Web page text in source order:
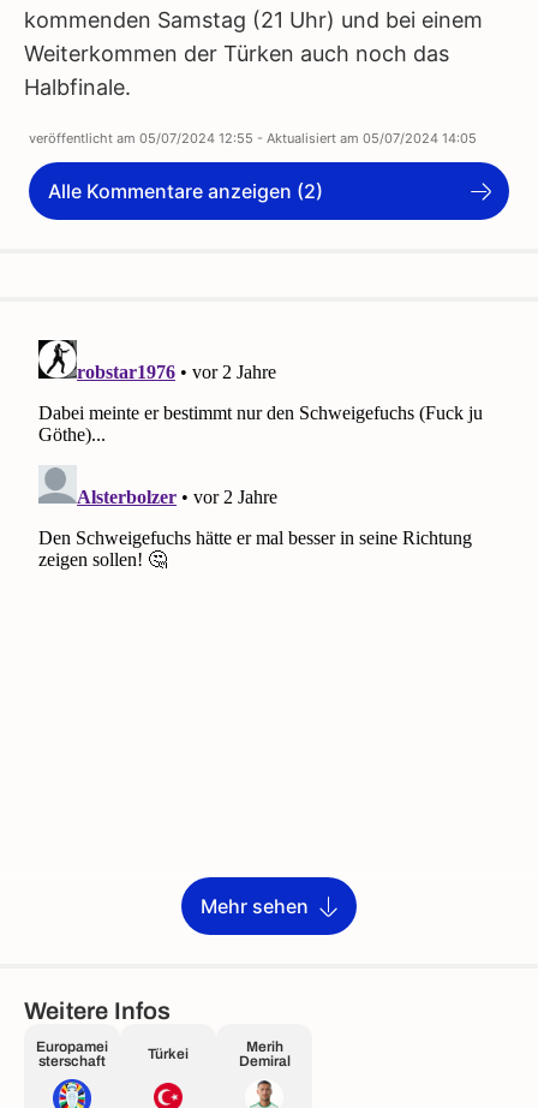
kommenden Samstag (21 Uhr) und bei einem
Weiterkommen der Türken auch noch das
Halbfinale.
veröffentlicht am 05/07/2024 12:55 - Aktualisiert am 05/07/2024 14:05
Alle Kommentare anzeigen (2)
Mehr sehen
Weitere Infos
Europamei
sterschaft
Türkei
Merih
Demiral